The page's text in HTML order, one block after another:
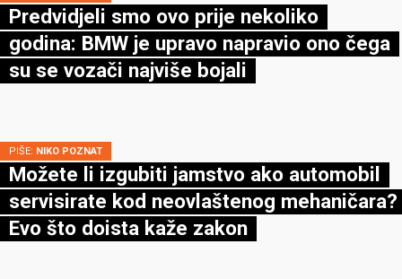
Predvidjeli smo ovo prije nekoliko
godina: BMW je upravo napravio ono čega
su se vozači najviše bojali
PIŠE: NIKO POZNAT
Možete li izgubiti jamstvo ako automobil
servisirate kod neovlaštenog mehaničara?
Evo što doista kaže zakon